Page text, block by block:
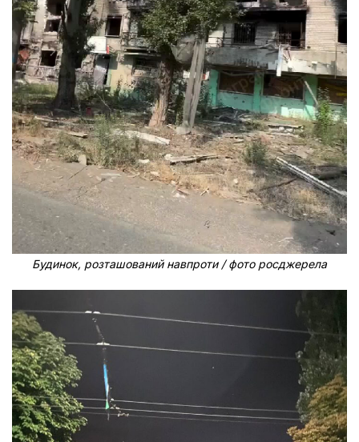
Будинок, розташований навпроти / фото росджерела